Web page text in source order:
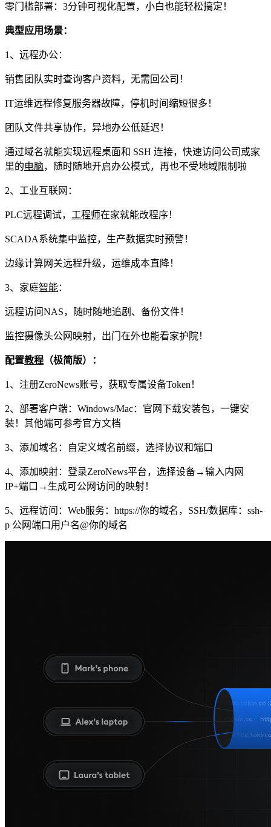
零门槛部署：3分钟可视化配置，小白也能轻松搞定！
典型应用场景：
1、远程办公：
销售团队实时查询客户资料，无需回公司！
IT运维远程修复服务器故障，停机时间缩短很多！
团队文件共享协作，异地办公低延迟！
通过域名就能实现远程桌面和 SSH 连接，快速访问公司或家
里的电脑，随时随地开启办公模式，再也不受地域限制啦
2、工业互联网：
PLC远程调试， 工程师在家就能改程序！
SCADA系统集中监控，生产数据实时预警！
边缘计算网关远程升级，运维成本直降！
3、家庭智能：
远程访问NAS，随时随地追剧、备份文件！
监控摄像头公网映射，出门在外也能看家护院！
配置教程 （极简版）：
1、注册ZeroNews账号，获取专属设备Token！
2、部署客户端：Windows/Mac：官网下载安装包，一键安
装！其他端可参考官方文档
3、添加域名：自定义域名前缀，选择协议和端口
4、添加映射：登录ZeroNews平台，选择设备→输入内网
IP+端口→生成可公网访问的映射！
5、远程访问：Web服务：https://你的域名，SSH/数据库：ssh-
p 公网端口用户名@你的域名